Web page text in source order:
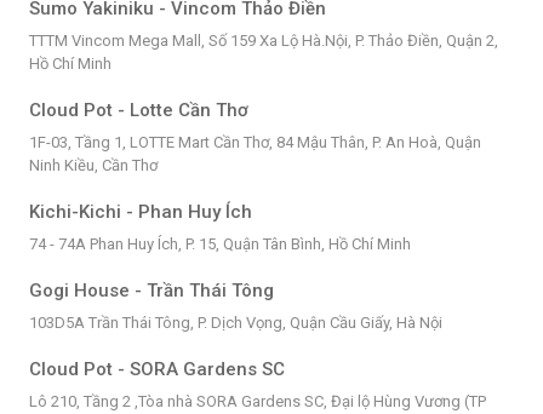
Sumo Yakiniku - Vincom Thảo Điền
TTTM Vincom Mega Mall, Số 159 Xa Lộ Hà.Nội, P. Thảo Điền, Quận 2,
Hồ Chí Minh
Cloud Pot - Lotte Cần Thơ
1F-03, Tầng 1, LOTTE Mart Cần Thơ, 84 Mậu Thân, P. An Hoà, Quận
Ninh Kiều, Cần Thơ
Kichi-Kichi - Phan Huy Ích
74 - 74A Phan Huy Ích, P. 15, Quận Tân Bình, Hồ Chí Minh
Gogi House - Trần Thái Tông
103D5A Trần Thái Tông, P. Dịch Vọng, Quận Cầu Giấy, Hà Nội
Cloud Pot - SORA Gardens SC
Lô 210, Tầng 2 ,Tòa nhà SORA Gardens SC, Đại lộ Hùng Vương (TP